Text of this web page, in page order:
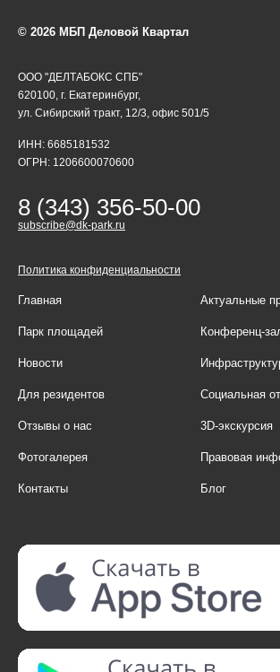
© 2026 МБП Деловой Квартал
ООО "ДЕЛТАБОКС СПБ"
620100, г. Екатеринбург,
ул. Сибирский тракт, 12/3, офис 501/5
ИНН: 6685181532
ОГРН: 1206600070600
8 (343) 356-50-00
subscribe@dk-park.ru
Политика конфиденциальности
Главная Актуальные
Парк площадей Конференц-
Новости
Для резидентов Социальная
Отзывы о нас 3D-экскурсия
Фотогалерея Правовая
Контакты Блог